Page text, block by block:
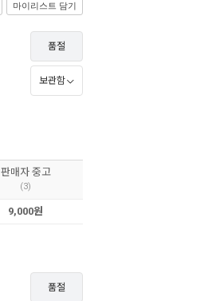
마이리스트 담기
품절
보관함
판매자 중고
(3)
9,000원
품절